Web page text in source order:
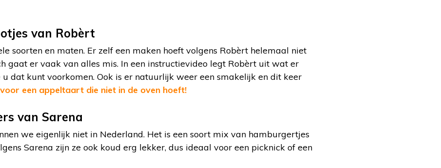
van Robèrt
soorten en maten. Er zelf een maken hoeft volgens Robèrt helemaal niet
gaat er vaak van alles mis. In een instructievideo legt Robèrt uit wat er
dat kunt voorkomen. Ook is er natuurlijk weer een smakelijk en dit keer
een appeltaart die niet in de oven hoeft!
van Sarena
we eigenlijk niet in Nederland. Het is een soort mix van hamburgertjes
Sarena zijn ze ook koud erg lekker, dus ideaal voor een picknick of een